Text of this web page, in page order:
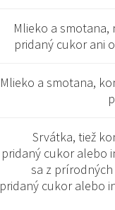
Mlieko a
pridaný cukor ani
Mlieko a smotana,
Srvátka, tiež
pridaný cukor alebo
sa z
pridaný cukor alebo